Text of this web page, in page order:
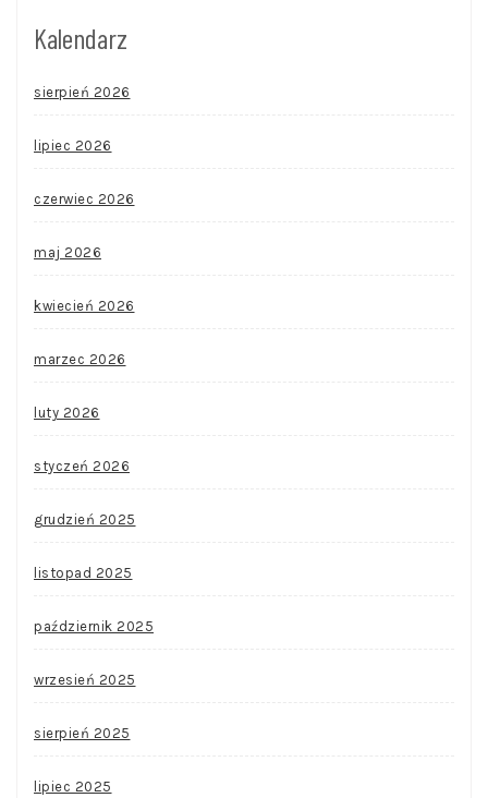
Kalendarz
sierpień 2026
lipiec 2026
czerwiec 2026
maj 2026
kwiecień 2026
marzec 2026
luty 2026
styczeń 2026
grudzień 2025
listopad 2025
październik 2025
wrzesień 2025
sierpień 2025
lipiec 2025